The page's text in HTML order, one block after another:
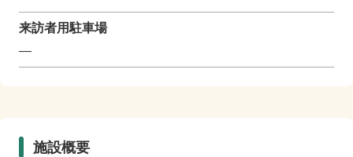
来訪者用駐車場
―
施設概要